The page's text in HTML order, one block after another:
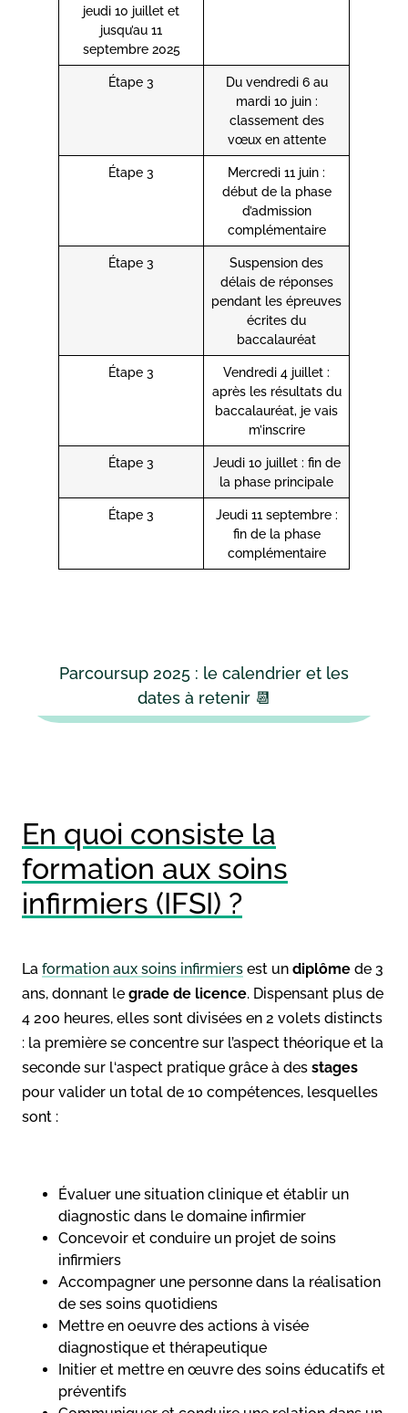
jeudi 10 juillet et
jusqu’au 11
septembre 2025
Étape 3
Du vendredi 6 au
mardi 10 juin :
classement des
vœux en attente
Étape 3
Mercredi 11 juin :
début de la phase
d’admission
complémentaire
Étape 3
Suspension des
délais de réponses
pendant les épreuves
écrites du
baccalauréat
Étape 3
Vendredi 4 juillet :
après les résultats du
baccalauréat, je vais
m’inscrire
Étape 3
Jeudi 10 juillet : fin de
la phase principale
Étape 3
Jeudi 11 septembre :
fin de la phase
complémentaire
Parcoursup 2025 : le calendrier et les
dates à retenir 📆
En quoi consiste la
formation aux soins
infirmiers (IFSI) ?
La formation aux soins infirmiers est un diplôme de 3
ans, donnant le grade de licence. Dispensant plus de
4 200 heures, elles sont divisées en 2 volets distincts
: la première se concentre sur l’aspect théorique et la
seconde sur l‘aspect pratique grâce à des stages
pour valider un total de 10 compétences, lesquelles
sont :
Évaluer une situation clinique et établir un
diagnostic dans le domaine infirmier
Concevoir et conduire un projet de soins
infirmiers
Accompagner une personne dans la réalisation
de ses soins quotidiens
Mettre en oeuvre des actions à visée
diagnostique et thérapeutique
Initier et mettre en œuvre des soins éducatifs et
préventifs